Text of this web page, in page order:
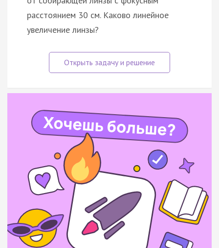
расстоянием 30 см. Каково линейное
увеличение линзы?